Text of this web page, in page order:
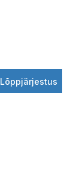
Lõppjärjestus